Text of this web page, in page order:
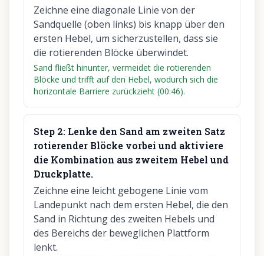
Zeichne eine diagonale Linie von der
Sandquelle (oben links) bis knapp über den
ersten Hebel, um sicherzustellen, dass sie
die rotierenden Blöcke überwindet.
Sand fließt hinunter, vermeidet die rotierenden
Blöcke und trifft auf den Hebel, wodurch sich die
horizontale Barriere zurückzieht (00:46).
Step 2: Lenke den Sand am zweiten Satz
rotierender Blöcke vorbei und aktiviere
die Kombination aus zweitem Hebel und
Druckplatte.
Zeichne eine leicht gebogene Linie vom
Landepunkt nach dem ersten Hebel, die den
Sand in Richtung des zweiten Hebels und
des Bereichs der beweglichen Plattform
lenkt.